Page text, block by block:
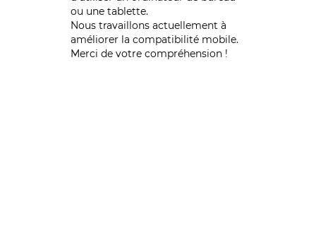
ou une tablette.
Nous travaillons actuellement à
améliorer la compatibilité mobile.
Merci de votre compréhension !